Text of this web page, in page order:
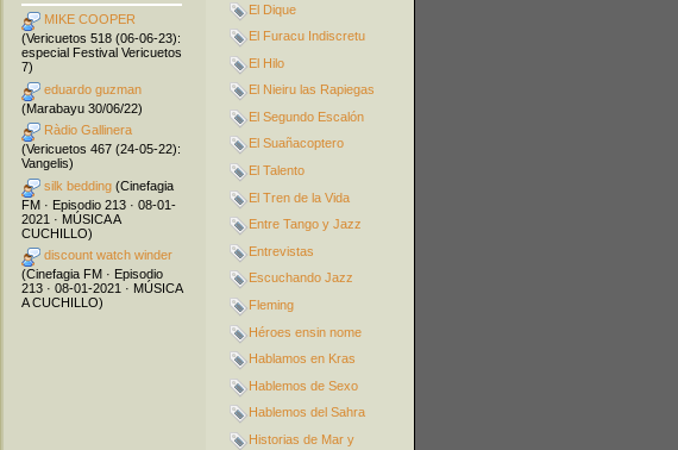
El Dique
El Furacu Indiscretu
El Hilo
El Nieiru las Rapiegas
El Segundo Escalón
El Suañacoptero
El Talento
El Tren de la Vida
Entre Tango y Jazz
Entrevistas
Escuchando Jazz
Fleming
Héroes ensin nome
Hablamos en Kras
Hablemos de Sexo
Hablemos del Sahra
Historias de Mar y
MIKE COOPER
(Vericuetos 518 (06-06-23):
especial Festival Vericuetos
7)
eduardo guzman
(Marabayu 30/06/22)
Ràdio Gallinera
(Vericuetos 467 (24-05-22):
Vangelis)
silk bedding (Cinefagia
FM · Episodio 213 · 08-01-
2021 · MÚSICA A
CUCHILLO)
discount watch winder
(Cinefagia FM · Episodio
213 · 08-01-2021 · MÚSICA
A CUCHILLO)